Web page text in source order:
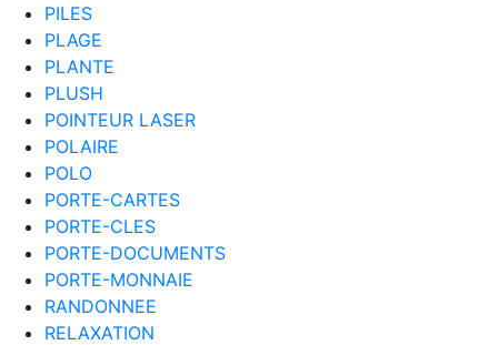
PILES
PLAGE
PLANTE
PLUSH
POINTEUR LASER
POLAIRE
POLO
PORTE-CARTES
PORTE-CLES
PORTE-DOCUMENTS
PORTE-MONNAIE
RANDONNEE
RELAXATION